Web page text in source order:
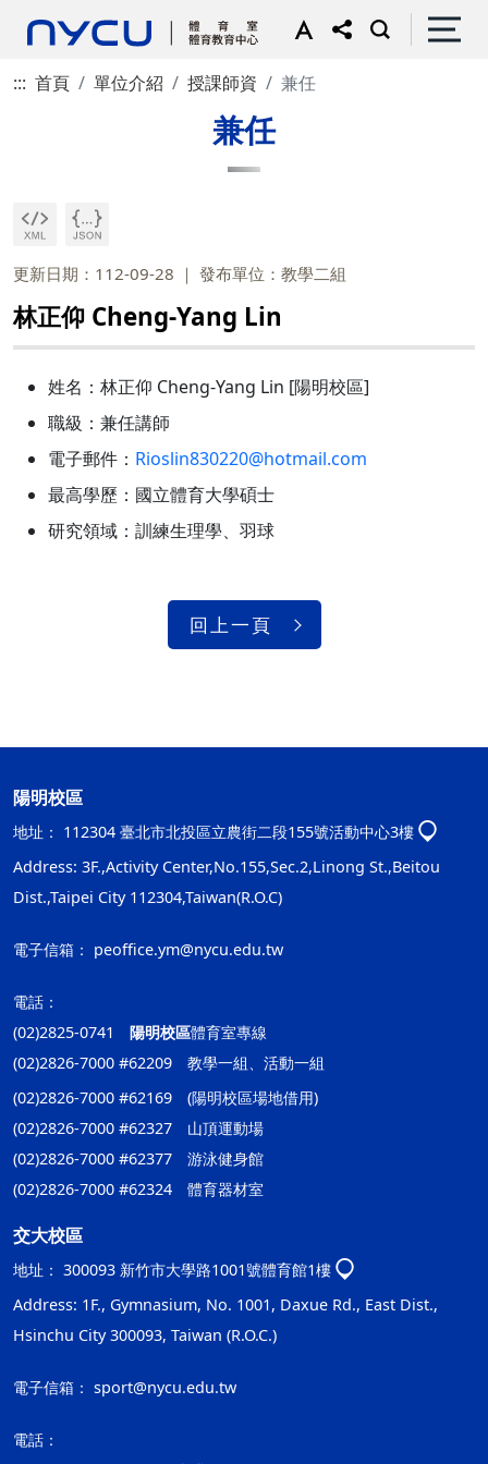
::: 首頁 單位介紹 授課師資 兼任
兼任
更新日期：112-09-28 發布單位：教學二組
林正仰 Cheng-Yang Lin
姓名：林正仰 Cheng-Yang Lin [陽明校區]
職級：兼任講師
電子郵件： Rioslin830220@hotmail.com
最高學歷：國立體育大學碩士
研究領域：訓練生理學、羽球
回上一頁
陽明校區
地址： 112304 臺北市北投區立農街二段155號活動中心3樓
Address: 3F.,Activity Center,No.155,Sec.2,Linong St.,Beitou
Dist.,Taipei City 112304,Taiwan(R.O.C)
電子信箱： peoffice.ym@nycu.edu.tw
電話：
(02)2825-0741 陽明校區體育室專線
(02)2826-7000 #62209 教學一組、活動一組
(02)2826-7000 #62169 (陽明校區場地借用)
(02)2826-7000 #62327 山頂運動場
(02)2826-7000 #62377 游泳健身館
(02)2826-7000 #62324 體育器材室
交大校區
地址： 300093 新竹市大學路1001號體育館1樓
Address: 1F., Gymnasium, No. 1001, Daxue Rd., East Dist.,
Hsinchu City 300093, Taiwan (R.O.C.)
電子信箱： sport@nycu.edu.tw
電話：